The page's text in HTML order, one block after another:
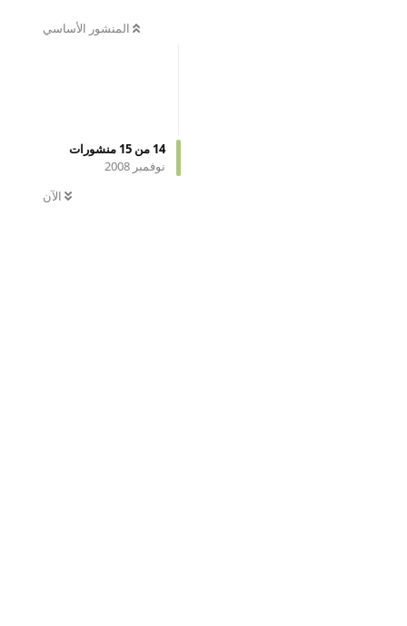
المنشور الأساسي
14 من 15 منشورات
نوفمبر 2008
الآن